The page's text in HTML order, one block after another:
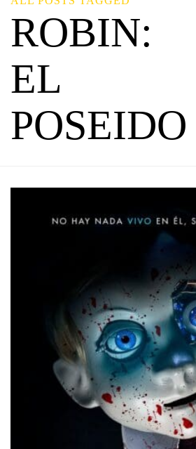
ROBIN:
EL
POSEIDO